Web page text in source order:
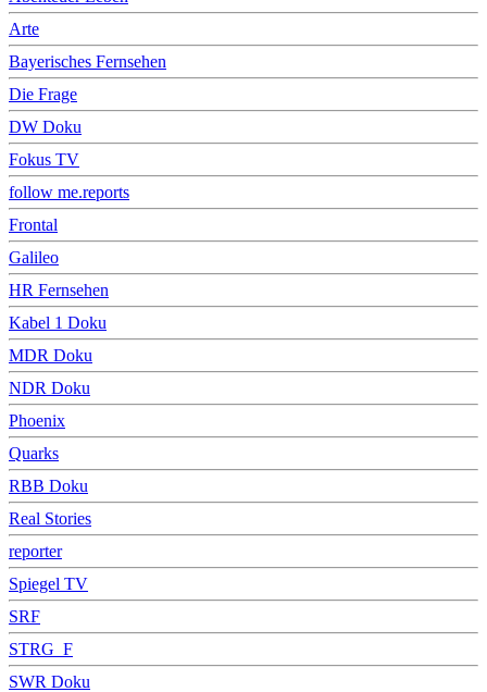
Arte
Bayerisches Fernsehen
Die Frage
DW Doku
Fokus TV
follow me.reports
Frontal
Galileo
HR Fernsehen
Kabel 1 Doku
MDR Doku
NDR Doku
Phoenix
Quarks
RBB Doku
Real Stories
reporter
Spiegel TV
SRF
STRG_F
SWR Doku